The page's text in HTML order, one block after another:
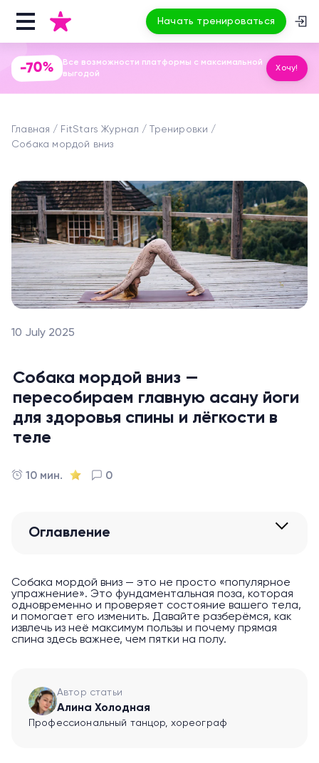
Начать тренироваться
-70%
Все возможности платформы с максимальной
выгодой
Хочу!
Главная FitStars Журнал
Тренировки
Собака мордой вниз
10 July 2025
Собака мордой вниз —
пересобираем главную асану йоги
для здоровья спины и лёгкости в
теле
10 мин. 0
Оглавление
Собака мордой вниз — это не просто «популярное
упражнение». Это фундаментальная поза, которая
одновременно и проверяет состояние вашего тела,
и помогает его изменить. Давайте разберёмся, как
извлечь из неё максимум пользы и почему прямая
спина здесь важнее, чем пятки на полу.
Автор статьи
Алина Холодная
Профессиональный танцор, хореограф